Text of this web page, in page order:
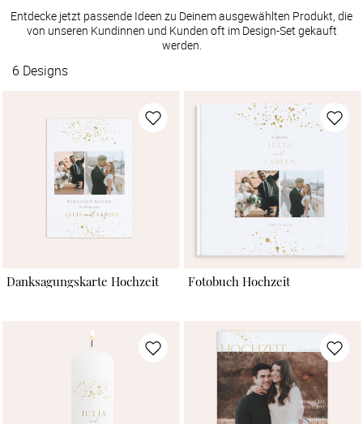
Entdecke jetzt passende Ideen zu Deinem ausgewählten Produkt, die
von unseren Kundinnen und Kunden oft im Design-Set gekauft
werden.
6 Designs
Danksagungskarte Hochzeit Fotobuch Hochzeit